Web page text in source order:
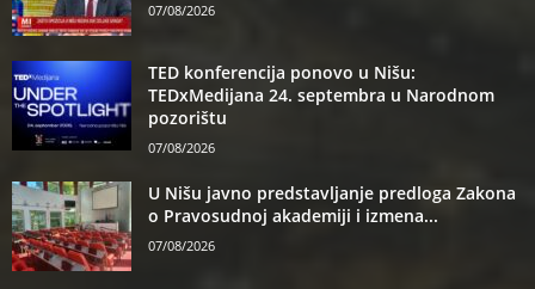
07/08/2026
TED konferencija ponovo u Nišu:
TEDxMedijana 24. septembra u Narodnom
pozorištu
07/08/2026
U Nišu javno predstavljanje predloga Zakona
o Pravosudnoj akademiji i izmena...
07/08/2026